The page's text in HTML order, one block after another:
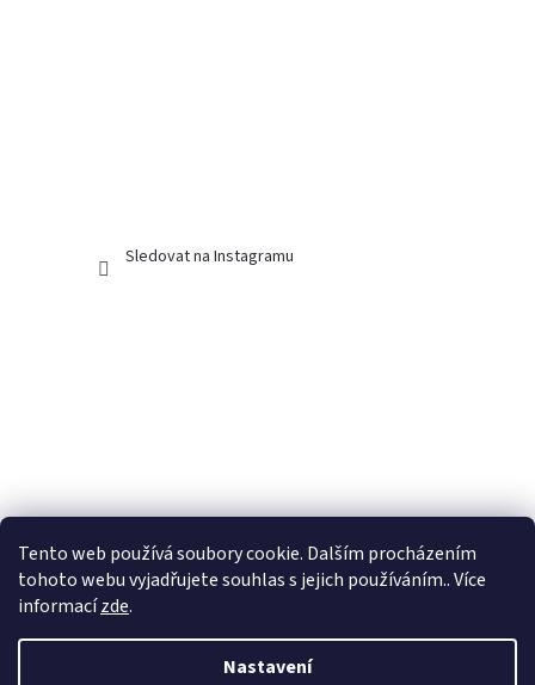
Tento web používá soubory cookie. Dalším procházením
tohoto webu vyjadřujete souhlas s jejich používáním.. Více
informacízde.
Nastavení
Sledovat na Instagramu
Vytvořil Shoptet